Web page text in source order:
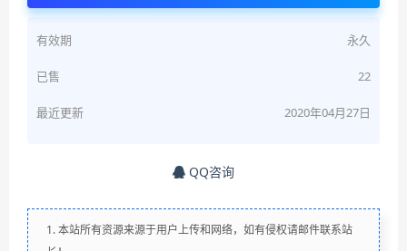
有效期 永久
已售 22
最近更新 2020年04月27日
QQ咨询
1. 本站所有资源来源于用户上传和网络，如有侵权请邮件联系站